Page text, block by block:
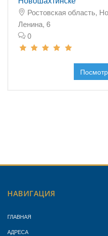
Ростовская область,
Ленина, 6
0
НАВИГАЦИЯ
ГЛАВНАЯ
АДРЕСА